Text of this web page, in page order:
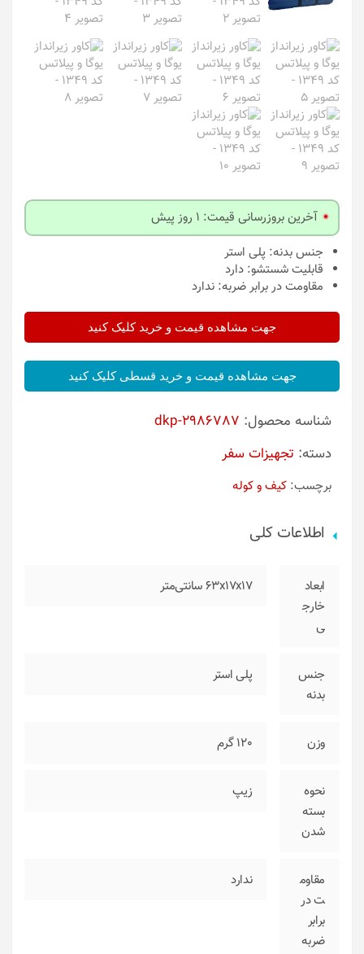
آخرین بروزرسانی قیمت: 1 روز پیش
جنس بدنه: پلی استر
قابلیت شستشو: دارد
مقاومت در برابر ضربه: ندارد
جهت مشاهده قیمت و خرید کلیک کنید
جهت مشاهده قیمت و خرید قسطی کلیک کنید
شناسه محصول: dkp-2986787
دسته: تجهیزات سفر
برچسب: کیف و کوله
اطلاعات کلی
ابعاد
خارج
ی
63x17x17 سانتی‌متر
جنس
بدنه
پلی استر
وزن 120 گرم
نحوه
بسته
شدن
زیپ
مقاوم
ت در
برابر
ضربه
ندارد